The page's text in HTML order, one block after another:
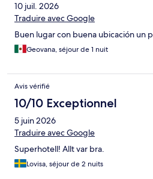
10 juil. 2026
Traduire avec Google
Buen lugar con buena ubicación un
Geovana, séjour de 1 nuit
Avis vérifié
10/10 Exceptionnel
5 juin 2026
Traduire avec Google
Superhotell! Allt var bra.
Lovisa, séjour de 2 nuits